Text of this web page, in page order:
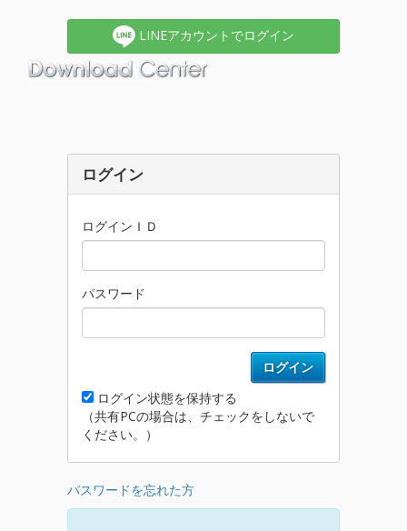
LINEアカウントでログイン
ログイン
ログインＩＤ
パスワード
ログイン
ログイン状態を保持する
（共有PCの場合は、チェックをしないで
ください。）
パスワードを忘れた方